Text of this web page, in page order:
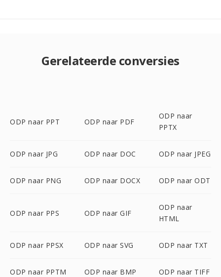
Gerelateerde conversies
ODP naar PPT ODP naar PDF
ODP naar
PPTX
ODP naar JPG ODP naar DOC ODP naar JPEG
ODP naar PNG ODP naar DOCX ODP naar ODT
ODP naar PPS ODP naar GIF
ODP naar
HTML
ODP naar PPSX ODP naar SVG ODP naar TXT
ODP naar PPTM ODP naar BMP ODP naar TIFF